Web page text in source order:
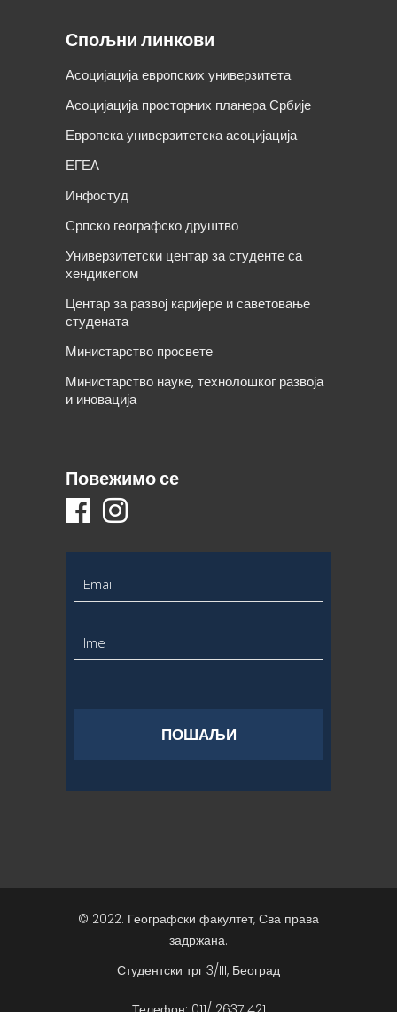
Спољни линкови
Асоцијација европских универзитета
Асоцијација просторних планера Србије
Европска универзитетска асоцијација
ЕГЕА
Инфостуд
Српско географско друштво
Универзитетски центар за студенте са
хендикепом
Центар за развој каријере и саветовање
студената
Министарство просвете
Министарство науке, технолошког развоја
и иновација
Повежимо се
© 2022. Географски факултет, Сва права
задржана.
Студентски трг 3/III, Београд